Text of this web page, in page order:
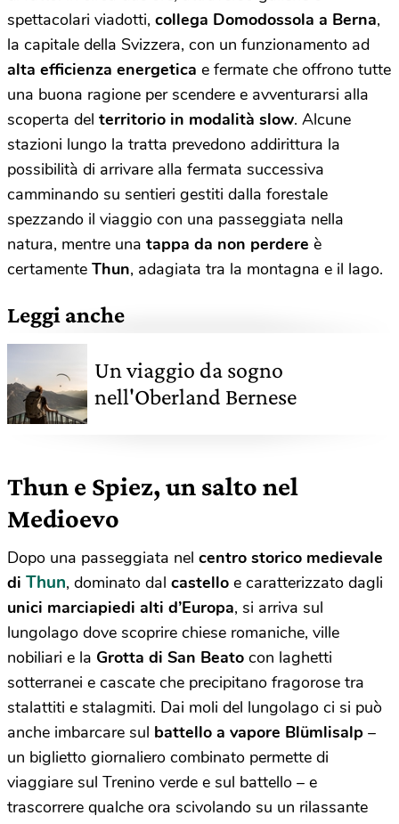
spettacolari viadotti, collega Domodossola a Berna,
la capitale della Svizzera, con un funzionamento ad
alta efficienza energetica e fermate che offrono tutte
una buona ragione per scendere e avventurarsi alla
scoperta del territorio in modalità slow. Alcune
stazioni lungo la tratta prevedono addirittura la
possibilità di arrivare alla fermata successiva
camminando su sentieri gestiti dalla forestale
spezzando il viaggio con una passeggiata nella
natura, mentre una tappa da non perdere è
certamente Thun, adagiata tra la montagna e il lago.
Leggi anche
Un viaggio da sogno
nell'Oberland Bernese
Thun e Spiez, un salto nel
Medioevo
Dopo una passeggiata nel centro storico medievale
di Thun, dominato dal castello e caratterizzato dagli
unici marciapiedi alti d’Europa, si arriva sul
lungolago dove scoprire chiese romaniche, ville
nobiliari e la Grotta di San Beato con laghetti
sotterranei e cascate che precipitano fragorose tra
stalattiti e stalagmiti. Dai moli del lungolago ci si può
anche imbarcare sul battello a vapore Blümlisalp –
un biglietto giornaliero combinato permette di
viaggiare sul Trenino verde e sul battello – e
trascorrere qualche ora scivolando su un rilassante